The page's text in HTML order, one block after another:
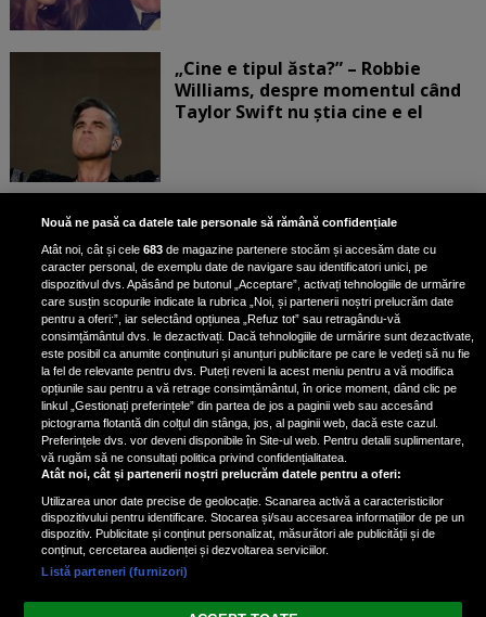
„Cine e tipul ăsta?” – Robbie
Williams, despre momentul când
Taylor Swift nu știa cine e el
Bruce Dickinson, solistul trupei
Iron Maiden, şi-a arătat talentul
de scrimer la un concurs în Franţa
Nicki Minaj, acuzată de agresiune
de fostul manager: Detalii șocante
din proces
Nicki Minaj le-a lăudat pe...
Nouă ne pasă ca datele tale personale să rămână confidențiale
Atât noi, cât și cele683 de magazine partenere stocăm și accesăm date cu
caracter personal, de exemplu date de navigare sau identificatori unici, pe
dispozitivul dvs. Apăsând pe butonul „Acceptare”, activați tehnologiile de urmărire
care susțin scopurile indicate la rubrica „Noi, și partenerii noștri prelucrăm date
pentru a oferi:”, iar selectând opțiunea „Refuz tot” sau retragându-vă
consimțământul dvs. le dezactivați. Dacă tehnologiile de urmărire sunt dezactivate,
este posibil ca anumite conținuturi și anunțuri publicitare pe care le vedeți să nu fie
la fel de relevante pentru dvs. Puteți reveni la acest meniu pentru a vă modifica
opțiunile sau pentru a vă retrage consimțământul, în orice moment, dând clic pe
linkul „Gestionați preferințele” din partea de jos a paginii web sau accesând
pictograma flotantă din colțul din stânga, jos, al paginii web, dacă este cazul.
Preferințele dvs. vor deveni disponibile în Site-ul web. Pentru detalii suplimentare,
vă rugăm să ne consultați politica privind confidențialitatea.
Atât noi, cât și partenerii noștri prelucrăm datele pentru a oferi:
Utilizarea unor date precise de geolocație. Scanarea activă a caracteristicilor
dispozitivului pentru identificare. Stocarea și/sau accesarea informațiilor de pe un
dispozitiv. Publicitate și conținut personalizat, măsurători ale publicității și de
conținut, cercetarea audienței și dezvoltarea serviciilor.
Listă parteneri (furnizori)